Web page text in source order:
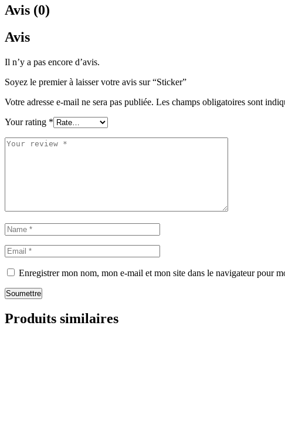
Avis (0)
Avis
Il n’y a pas encore d’avis.
Soyez le premier à laisser votre avis sur “Sticker”
Votre adresse e-mail ne sera pas publiée. Les champs obligatoires sont
Your rating *
Enregistrer mon nom, mon e-mail et mon site dans le navigateur pour
Soumettre
Produits similaires